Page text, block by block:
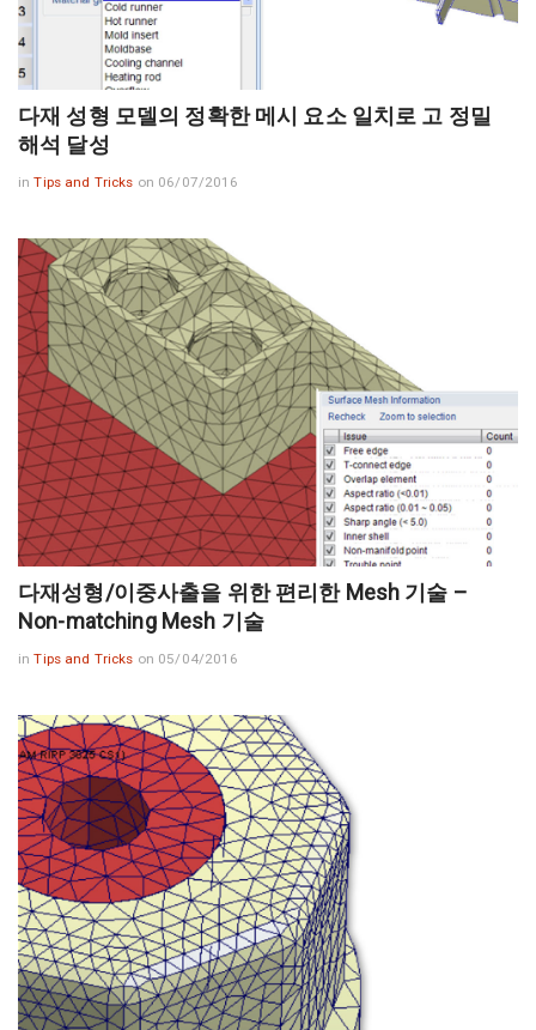
다재 성형 모델의 정확한 메시 요소 일치로 고 정밀
해석 달성
inTips and Tricks on 06/07/2016
다재성형/이중사출을 위한 편리한 Mesh 기술 –
Non-matching Mesh 기술
inTips and Tricks on 05/04/2016